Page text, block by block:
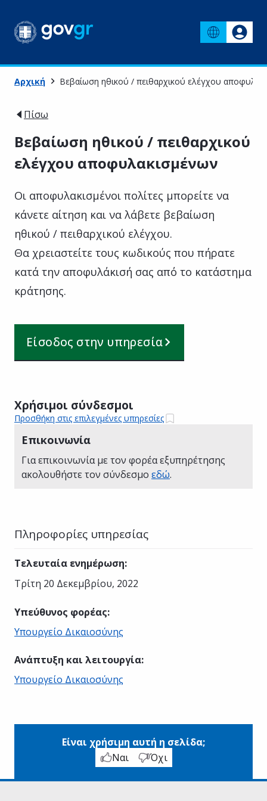
Αρχική Βεβαίωση ηθικού / πειθαρχικού ελέγχου
Πίσω
Βεβαίωση ηθικού / πειθαρχικού
ελέγχου αποφυλακισμένων
Οι αποφυλακισμένοι πολίτες μπορείτε να
κάνετε αίτηση και να λάβετε βεβαίωση
ηθικού / πειθαρχικού ελέγχου.
Θα χρειαστείτε τους κωδικούς που πήρατε
κατά την αποφυλάκισή σας από το κατάστημα
κράτησης.
Είσοδος στην υπηρεσία
Χρήσιμοι σύνδεσμοι
Προσθήκη στις επιλεγμένες υπηρεσίες
Επικοινωνία
Για επικοινωνία με τον φορέα εξυπηρέτησης
ακολουθήστε τον σύνδεσμο εδώ.
Πληροφορίες υπηρεσίας
Τελευταία ενημέρωση:
Τρίτη 20 Δεκεμβρίου, 2022
Υπεύθυνος φορέας:
Υπουργείο Δικαιοσύνης
Ανάπτυξη και λειτουργία:
Υπουργείο Δικαιοσύνης
Είναι χρήσιμη αυτή η σελίδα;
Ναι
Όχι